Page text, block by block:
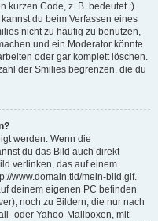
kurzen Code, z. B. bedeutet :)
du beim Verfassen eines
nicht zu häufig zu benutzen,
und ein Moderator könnte
oder gar komplett löschen.
der Smilies begrenzen, die du
werden. Wenn die
du das Bild auch direkt
verlinken, das auf einem
www.domain.tld/mein-bild.gif.
deinem eigenen PC befinden
noch zu Bildern, die nur nach
oder Yahoo-Mailboxen, mit